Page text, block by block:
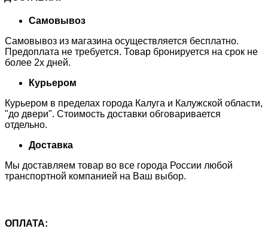
Самовывоз
Самовывоз из магазина осуществляется бесплатно.
Предоплата не требуется. Товар бронируется на срок не
более 2х дней.
Курьером
Курьером в пределах города Калуга и Калужской области,
"до двери". Стоимость доставки обговаривается
отдельно.
Доставка
Мы доставляем товар во все города России любой
транспортной компанией на Ваш выбор.
ОПЛАТА: